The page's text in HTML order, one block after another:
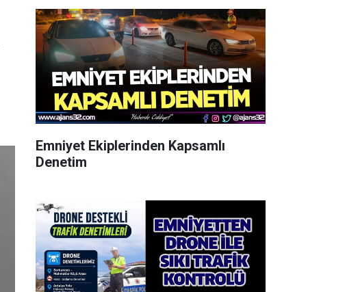
Emniyet Ekiplerinden Kapsamlı
Denetim